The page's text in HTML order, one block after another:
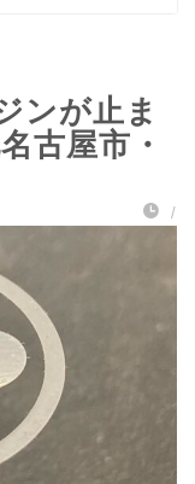
ンが止ま
古屋市・
/